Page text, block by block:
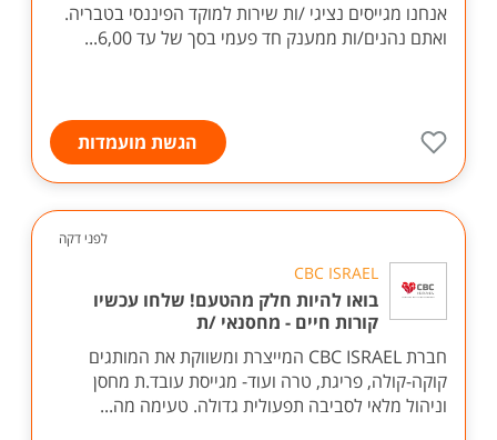
אנחנו מגייסים נציגי /ות שירות למוקד הפיננסי בטבריה.
ואתם נהנים/ות ממענק חד פעמי בסך של עד 6,00...
הגשת מועמדות
לפני דקה
CBC ISRAEL
בואו להיות חלק מהטעם! שלחו עכשיו
קורות חיים - מחסנאי /ת
חברת CBC ISRAEL המייצרת ומשווקת את המותגים
קוקה-קולה, פריגת, טרה ועוד- מגייסת עובד.ת מחסן
וניהול מלאי לסביבה תפעולית גדולה. טעימה מה...